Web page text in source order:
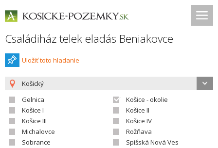
Családiház telek eladás Beniakovce
Uložiť toto hladanie
Košický
Gelnica
Košice - okolie
Košice I
Košice II
Košice III
Košice IV
Michalovce
Rožňava
Sobrance
Spišská Nová Ves